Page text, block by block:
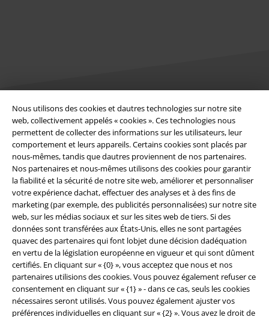
Nous utilisons des cookies et dautres technologies sur notre site
web, collectivement appelés « cookies ». Ces technologies nous
permettent de collecter des informations sur les utilisateurs, leur
comportement et leurs appareils. Certains cookies sont placés par
nous-mêmes, tandis que dautres proviennent de nos partenaires.
Nos partenaires et nous-mêmes utilisons des cookies pour garantir
la fiabilité et la sécurité de notre site web, améliorer et personnaliser
votre expérience dachat, effectuer des analyses et à des fins de
marketing (par exemple, des publicités personnalisées) sur notre site
web, sur les médias sociaux et sur les sites web de tiers. Si des
données sont transférées aux États-Unis, elles ne sont partagées
quavec des partenaires qui font lobjet dune décision dadéquation
en vertu de la législation européenne en vigueur et qui sont dûment
certifiés. En cliquant sur « {0} », vous acceptez que nous et nos
partenaires utilisions des cookies. Vous pouvez également refuser ce
consentement en cliquant sur « {1} » - dans ce cas, seuls les cookies
nécessaires seront utilisés. Vous pouvez également ajuster vos
préférences individuelles en cliquant sur « {2} ». Vous avez le droit de
Légal
Conditions générales
Éditeur
Clauses de confidentialité
Élimination des déchets et protection de l'environnement
Déclaration de Conformité
Informations sur l'accessibilité
Paramètres des Cookies